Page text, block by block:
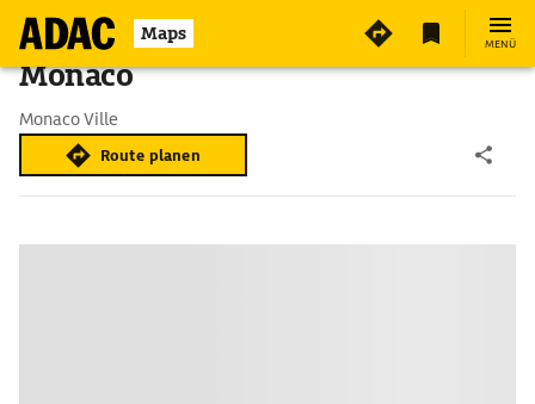
Maps MENÜ
Monaco
Monaco Ville
Route planen